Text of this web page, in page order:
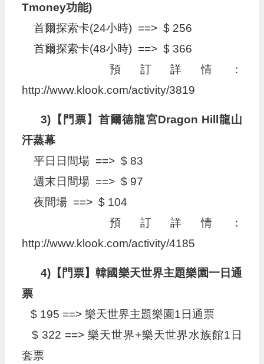
Tmoney功能)
首爾探索卡(24小時) ==> $ 256
首爾探索卡(48小時) ==> $ 366
預訂詳情：
http://www.klook.com/activity/3819
3)【門票】首爾德龍宮Dragon Hill龍山
汗蒸幕
平日日間場 ==> $ 83
週末日間場 ==> $ 97
夜間場 ==> $ 104
預訂詳情：
http://www.klook.com/activity/4185
4)【門票】韓國樂天世界主題樂園一日通
票
$ 195 ==> 樂天世界主題樂園1日通票
$ 322 ==> 樂天世界+樂天世界水族館1日
套票